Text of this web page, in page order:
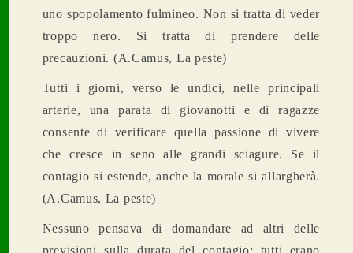
uno spopolamento fulmineo. Non si tratta di veder
troppo nero. Si tratta di prendere delle
precauzioni. (A.Camus, La peste)
Tutti i giorni, verso le undici, nelle principali
arterie, una parata di giovanotti e di ragazze
consente di verificare quella passione di vivere
che cresce in seno alle grandi sciagure. Se il
contagio si estende, anche la morale si allargherà.
(A.Camus, La peste)
Nessuno pensava di domandare ad altri delle
previsioni sulla durata del contagio: tutti erano